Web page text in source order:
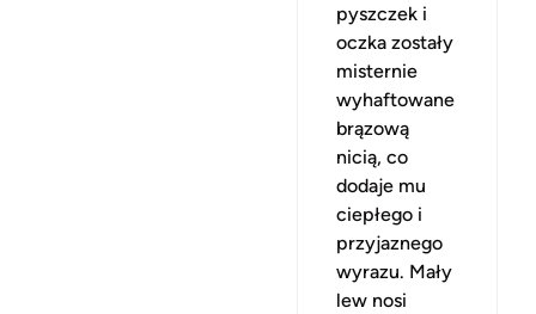
pyszczek i
oczka zostały
misternie
wyhaftowane
brązową
nicią, co
dodaje mu
ciepłego i
przyjaznego
wyrazu. Mały
lew nosi